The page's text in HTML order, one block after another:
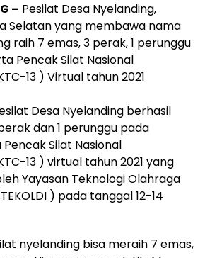
– Pesilat Desa Nyelanding,
Selatan yang membawa nama
raih 7 emas, 3 perak, 1 perunggu
Pencak Silat Nasional
13 ) Virtual tahun 2021
Desa Nyelanding berhasil
dan 1 perunggu pada
Silat Nasional
13 ) virtual tahun 2021 yang
Yayasan Teknologi Olahraga
) pada tanggal 12-14
nyelanding bisa meraih 7 emas,